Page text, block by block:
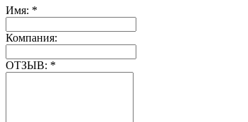
Имя: *
Компания:
ОТЗЫВ: *